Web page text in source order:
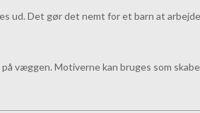
ud. Det gør det nemt for et barn at
væggen. Motiverne kan bruges som